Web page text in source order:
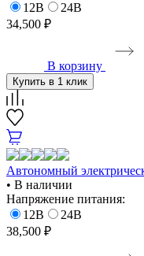
12В
24В
34,500 ₽
В корзину
Купить в 1 клик
Автономный
• В наличии
Напряжение питания:
12В
24В
38,500 ₽